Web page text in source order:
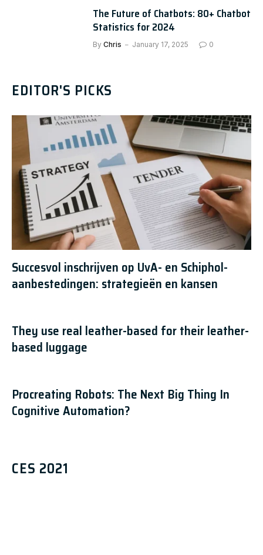
The Future of Chatbots: 80+ Chatbot
Statistics for 2024
By Chris January 17, 2025 0
EDITOR'S PICKS
Succesvol inschrijven op UvA- en Schiphol-
aanbestedingen: strategieën en kansen
They use real leather-based for their leather-
based luggage
Procreating Robots: The Next Big Thing In
Cognitive Automation?
CES 2021